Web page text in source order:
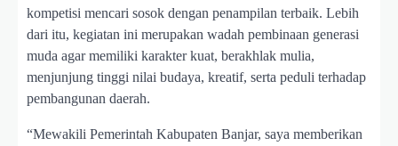
kompetisi mencari sosok dengan penampilan terbaik. Lebih
dari itu, kegiatan ini merupakan wadah pembinaan generasi
muda agar memiliki karakter kuat, berakhlak mulia,
menjunjung tinggi nilai budaya, kreatif, serta peduli terhadap
pembangunan daerah.
“Mewakili Pemerintah Kabupaten Banjar, saya memberikan